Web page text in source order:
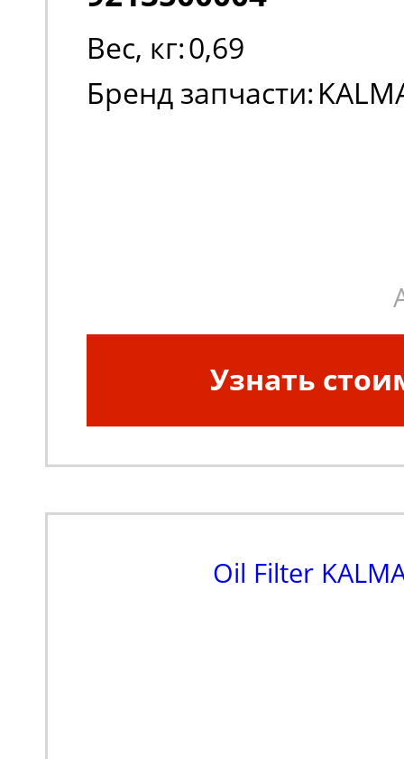
Вес, кг:0,69
Бренд запчасти:
Узнать